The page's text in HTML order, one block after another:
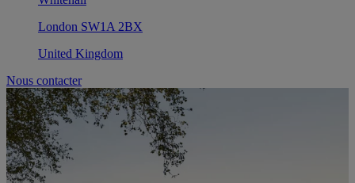
London SW1A 2BX
United Kingdom
Nous contacter